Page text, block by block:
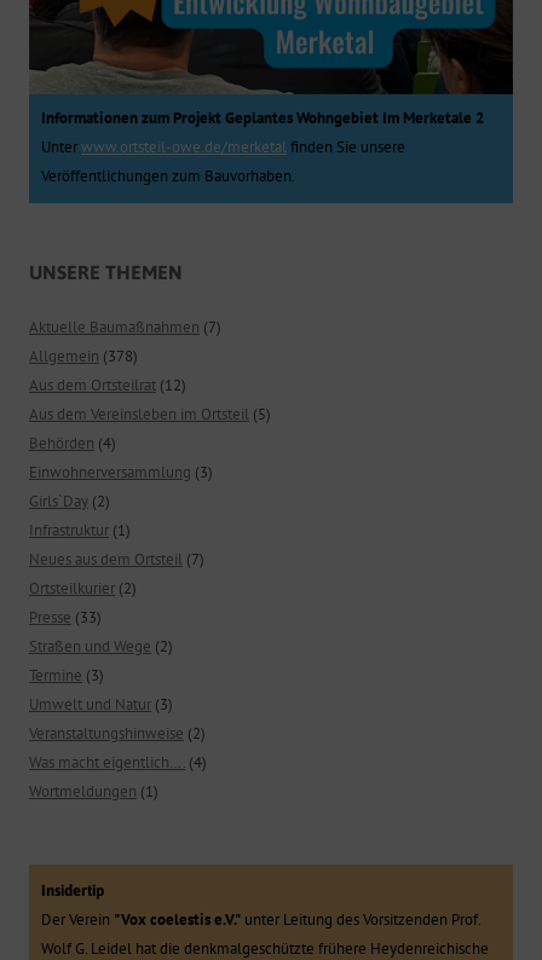
Informationen zum Projekt Geplantes Wohngebiet Im Merketale 2
Unterwww.ortsteil-owe.de/merketalfinden Sie unsere
Veröffentlichungen zum Bauvorhaben.
UNSERE THEMEN
Aktuelle Baumaßnahmen (7)
Allgemein (378)
Aus dem Ortsteilrat (12)
Aus dem Vereinsleben im Ortsteil (5)
Behörden (4)
Einwohnerversammlung (3)
Girls`Day (2)
Infrastruktur (1)
Neues aus dem Ortsteil (7)
Ortsteilkurier (2)
Presse (33)
Straßen und Wege (2)
Termine (3)
Umwelt und Natur (3)
Veranstaltungshinweise (2)
Was macht eigentlich…. (4)
Wortmeldungen (1)
Insidertip
Der Verein "Vox coelestis e.V." unter Leitung des Vorsitzenden Prof.
Wolf G. Leidel hat die denkmalgeschützte frühere Heydenreichische